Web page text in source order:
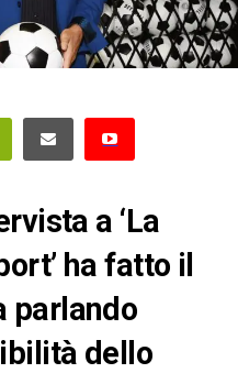
a ‘La
ha fatto il
parlando
dello